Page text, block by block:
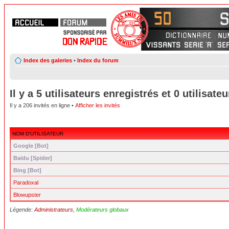
Index des galeries • Index du forum
Il y a 5 utilisateurs enregistrés et 0
Il y a 206 invités en ligne • Afficher les invités
NOM D’UTILISATEUR
Google [Bot]
Baidu [Spider]
Bing [Bot]
Paradoxal
Blowupster
Légende: Administrateurs Modérateurs globaux